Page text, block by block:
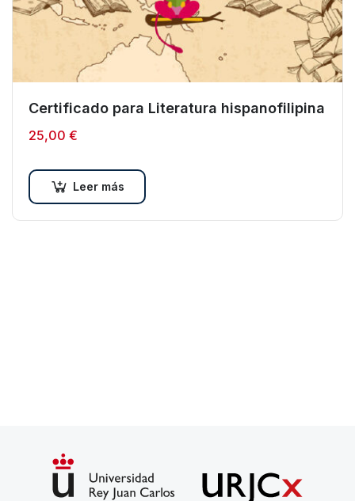
Certificado para Literatura hispanofilipina
25,00 €
Leer más